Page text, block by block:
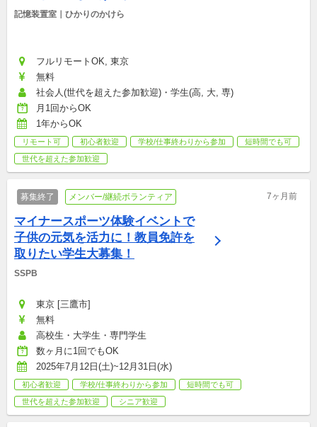
記憶装置室｜ひかりのかけら
フルリモートOK, 東京
無料
社会人(世代を超えた参加歓迎)・学生(高, 大, 専)
月1回からOK
1年からOK
リモート可 初心者歓迎 学校/仕事終わりから参加
短時間でも可
世代を超えた参加歓迎
募集終了 メンバー/継続ボランティア 7ヶ月前
マイナースポーツ体験イベントで
子供の元気を活力に！教員免許を
取りたい学生大募集！
SSPB
東京 [三鷹市]
無料
高校生・大学生・専門学生
数ヶ月に1回でもOK
2025年7月12日(土)~12月31日(水)
初心者歓迎 学校/仕事終わりから参加
短時間でも可
世代を超えた参加歓迎
シニア歓迎